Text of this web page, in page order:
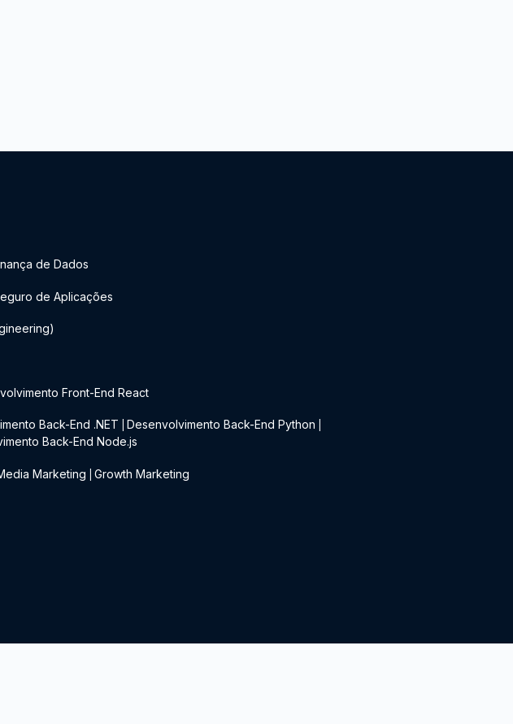
de Dados
de Aplicações
Front-End React
Back-End .NET Desenvolvimento Back-End Python
Back-End Node.js
Marketing Growth Marketing